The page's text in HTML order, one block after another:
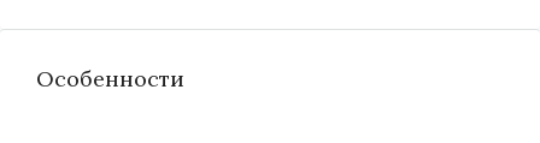
Особенности